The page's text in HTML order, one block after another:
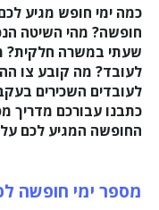
כמה ימי חופש מגיע
חופשה? מהי השיטה
שעתי במשרה חלקית?
לעובד? מה קובע צו
לעובדים השכירים
כתבנו עבורכם מדריך
החופשה המגיע לכם על
מספר ימי חופשה